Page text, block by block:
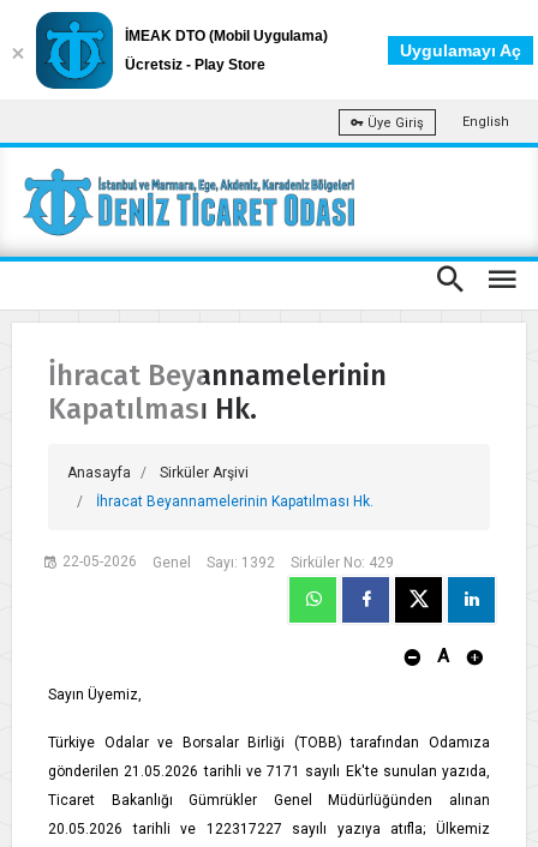
Üye Giriş English
İhracat Beyannamelerinin
Kapatılması Hk.
Anasayfa
Sirküler Arşivi
İhracat Beyannamelerinin Kapatılması Hk.
22-05-2026 Genel Sayı: 1392 Sirküler No: 429
A
Sayın Üyemiz,
Türkiye Odalar ve Borsalar Birliği (TOBB) tarafından Odamıza
gönderilen 21.05.2026 tarihli ve 7171 sayılı Ek'te sunulan yazıda,
Ticaret Bakanlığı Gümrükler Genel Müdürlüğünden alınan
20.05.2026 tarihli ve 122317227 sayılı yazıya atıfla; Ülkemiz
İMEAK DTO (Mobil Uygulama)
Ücretsiz - Play Store
Uygulamayı Aç